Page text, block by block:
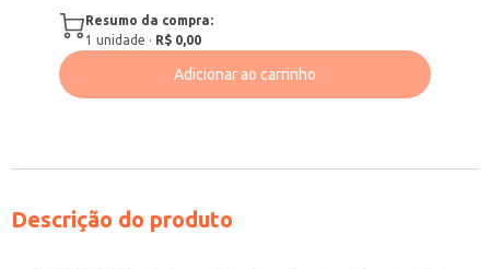
Resumo da compra:
1 unidade · R$ 0,00
Adicionar ao carrinho
Descrição do produto